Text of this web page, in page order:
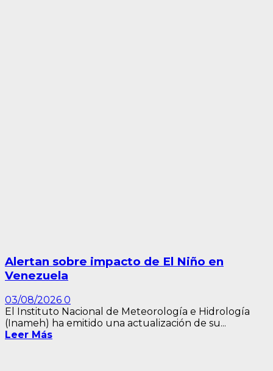
Alertan sobre impacto de El Niño en
Venezuela
03/08/2026 0
El Instituto Nacional de Meteorología e Hidrología
(Inameh) ha emitido una actualización de su...
Leer Más